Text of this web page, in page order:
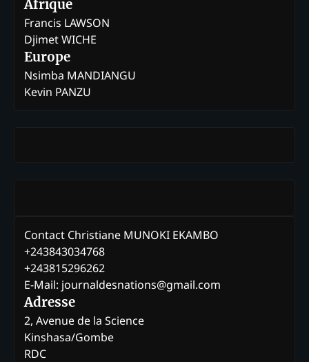
Afrique
Francis LAWSON
Djimet WICHE
Europe
Nsimba MANDIANGU
Kevin PANZU
Contact Christiane MUNOKI EKAMBO
+243843034768
+243815296262
E-Mail: journaldesnations@gmail.com
Adresse
2, Avenue de la Science
Kinshasa/Gombe
RDC